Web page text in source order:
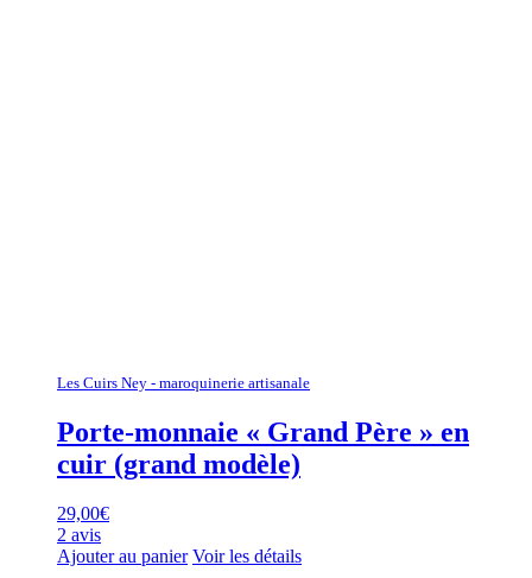
Les Cuirs Ney - maroquinerie artisanale
Porte-monnaie « Grand Père » en
cuir (grand modèle)
29,00€
2 avis
Ajouter au panier Voir les détails